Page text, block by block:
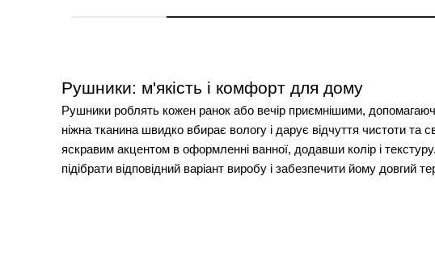
Рушники: м'якість і комфорт для дому
Рушники роблять кожен ранок або вечір приємнішими,
ніжна тканина швидко вбирає вологу і дарує відчуття чистоти та
яскравим акцентом в оформленні ванної, додавши колір і
підібрати відповідний варіант виробу і забезпечити йому довгий